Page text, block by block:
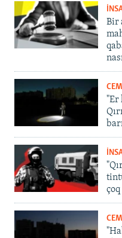
Bir
"Er
çoq